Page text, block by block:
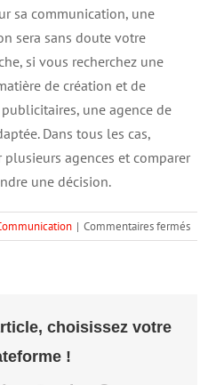
sa communication, une
sera sans doute votre
si vous recherchez une
de création et de
une agence de
Dans tous les cas,
plusieurs agences et comparer
une décision.
| Commentaires ferméssur
choisissez votre
!